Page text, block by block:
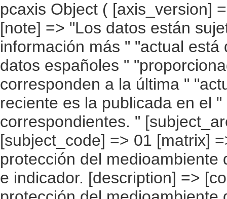
pcaxis Object ( [axis_version] => [creation_date] => 20100215 13:13 [note] => "Los datos están sujetos a actualización continua. La información más " "actual está disponible en la web de Eurostat. Los datos españoles " "proporcionados por Eurostat no siempre corresponden a la última " "actualización y la información más reciente es la publicada en el " "apartado de resultados detallados correspondientes. " [subject_area] => Cuentas ambientales [subject_code] => 01 [matrix] => 01001 [title] => Gasto/ inversión en protección del medioambiente del sector público " "por país, periodo e indicador. [description] => [contents] => Gasto/ inversión en protección del medioambiente del sector público [units] => porcentaje del PIB. [stub] => Array ( [0] => país ) [heading] => Array ( [0] => periodo [1] => indicador ) [prestext] => [values] => Array ( [: www.ine.es ; tel: +34 91 " "5839100 fax +34 91 5839158 "; VALUES("país] => Array ( [0] => UE 27 [1] => UE 25 [2] => Bélgica [3] => Bulgaria [4] => República Checa [5] => Dinamarca [6] => Alemania [7] => Estonia [8] => Irlanda [9] => Grecia [10] => España [11] => Francia [12] => Italia [13] => Chipre [14] => Letonia [15] => Lituania [16] => Luxemburgo [17] => Hungría [18] => Malta [19] => Países Bajos [20] => Austria [21] => Polonia [22] => Portugal [23] => Rumanía [24] => Eslovenia [25] => Eslovaquia [26] => Finlandia [27] => Suecia [28] => Reino Unido ) [periodo] => Array ( [0] => 1990 [1] => 1991 [2] => 1992 [3] => 1993 [4] => 1994 [5] => 1995 [6] => 1996 [7] => 1997 [8] => 1998 [9] => 1999 [10] => 2000 [11] => 2001 [12] => 2002 [13] => 2003 [14] => 2004 [15] => 2005 [16] => 2006 [17] => 2007 ) [indicador] => Array ( [0] => Gasto [1] => Inversión [2] => Gasto corriente ) ) [codes] => Array ( ) [map] => Array ( ) [decimals] => 2 [showdecimals] => 2 [source] => EUROSTAT [contact] => INE E-mail: www.ine.es/